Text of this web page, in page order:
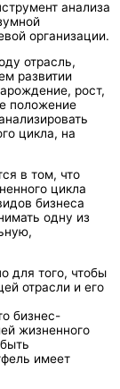
анализа
организации.
отрасль,
развитии
рост,
положение
цикла, на
в том, что
цикла
бизнеса
одну из
для того, чтобы
отрасли и его
бизнес-
жизненного
имеет